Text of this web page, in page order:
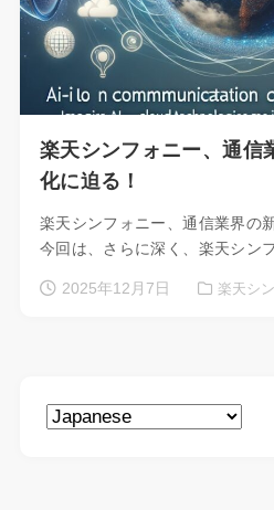
楽天シンフォニー、通信
化に迫る！
楽天シンフォニー、通信業界の
今回は、さらに深く、楽天シン
2025年12月7日 楽天シ